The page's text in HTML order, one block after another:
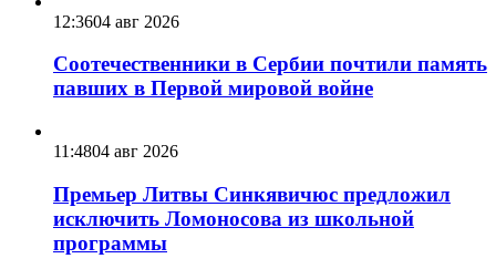
12:3604 авг 2026
Соотечественники в Сербии почтили память
павших в Первой мировой войне
11:4804 авг 2026
Премьер Литвы Синкявичюс предложил
исключить Ломоносова из школьной
программы